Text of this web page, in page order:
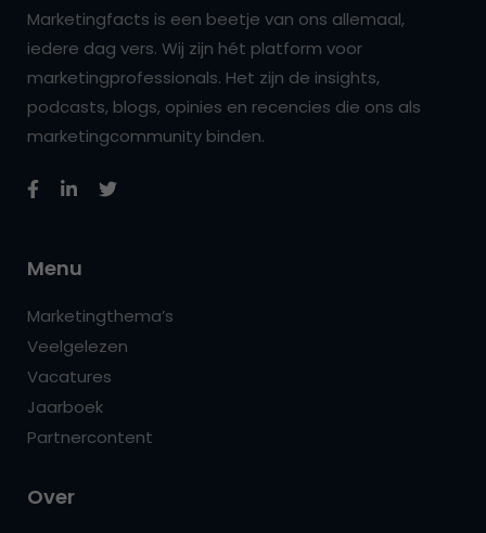
Marketingfacts is een beetje van ons allemaal,
iedere dag vers. Wij zijn hét platform voor
marketingprofessionals. Het zijn de insights,
podcasts, blogs, opinies en recencies die ons als
marketingcommunity binden.
Menu
Marketingthema’s
Veelgelezen
Vacatures
Jaarboek
Partnercontent
Over